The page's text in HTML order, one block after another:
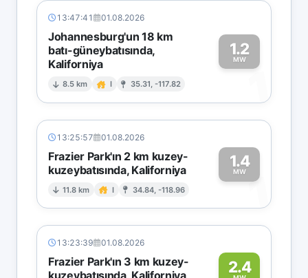
13:47:41 01.08.2026
Johannesburg'un 18 km
batı-güneybatısında,
Kaliforniya
8.5 km I 35.31, -117.82
1.2
MW
1
13:25:57 01.08.2026
Frazier Park'ın 2 km kuzey-
kuzeybatısında, Kaliforniya
11.8 km I 34.84, -118.96
1.4
MW1
13:23:39 01.08.2026
Frazier Park'ın 3 km kuzey-
2.4